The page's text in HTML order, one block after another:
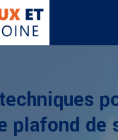
plafond de